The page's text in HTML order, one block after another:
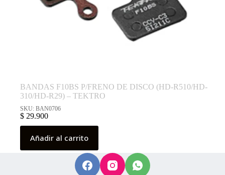
BANDAS F10BS P/FRENO DE DISCO (HD-R510/HD-
310/HD-R29) – TEKTRO
SKU: BAN0706
$ 29.900
Añadir al carrito